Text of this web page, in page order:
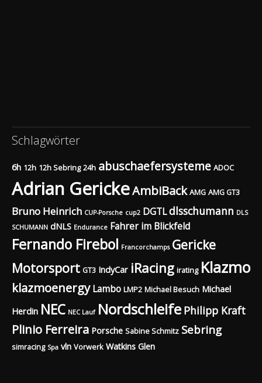
Schlagwörter
6h 12h 12h Sebring 24h abuschaefersysteme ADOC
Adrian GerickeAmbiBack AMG AMG GT3
Bruno Heinrich CUP-Porsche cup2 DGTLdlsschumann DLS
SCHUMANN dNLS Endurance Fahrer im Blickfeld
Fernando Firebol Francorchamps Gericke
Motorsport GT3 IndyCar iRacing irating Klazmo
klazmoenergy Lambo LMP2 Michael Besuch Michael
Herdin NEC NEC Lauf Nordschleife Philipp Kraft
Plinio Ferreira Porsche Sabine Schmitz Sebring
simracing Spa vln Vorwerk Watkins Glen